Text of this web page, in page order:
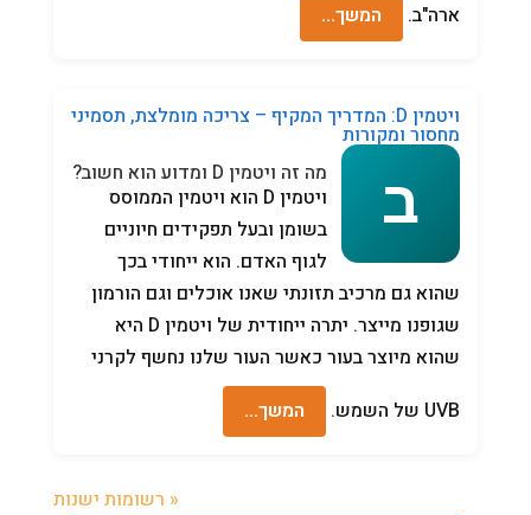
ארה"ב.
המשך…
ויטמין D: המדריך המקיף – צריכה מומלצת, תסמיני
מחסור ומקורות
מה זה ויטמין D ומדוע הוא חשוב?
ויטמין D הוא ויטמין הממוסס
בשומן ובעל תפקידים חיוניים
לגוף האדם. הוא ייחודי בכך
שהוא גם מרכיב תזונתי שאנו אוכלים וגם הורמון
שגופנו מייצר. יתרה ייחודית של ויטמין D היא
שהוא מיוצר בעור כאשר העור שלנו נחשף לקרני
UVB של השמש.
המשך…
« רשומות ישנות